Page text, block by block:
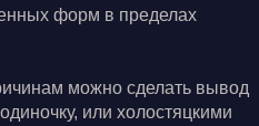
форм в пределах
можно сделать вывод
или холостяцкими